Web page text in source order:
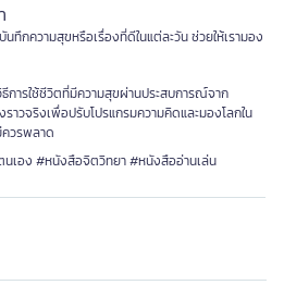
ทึกความสุขหรือเรื่องที่ดีในแต่ละวัน ช่วยให้เรามอง
ารใช้ชีวิตที่มีความสุขผ่านประสบการณ์จาก
าวจริงเพื่อปรับโปรแกรมความคิดและมองโลกใน
วรพลาด
เอง #หนังสือจิตวิทยา #หนังสืออ่านเล่น